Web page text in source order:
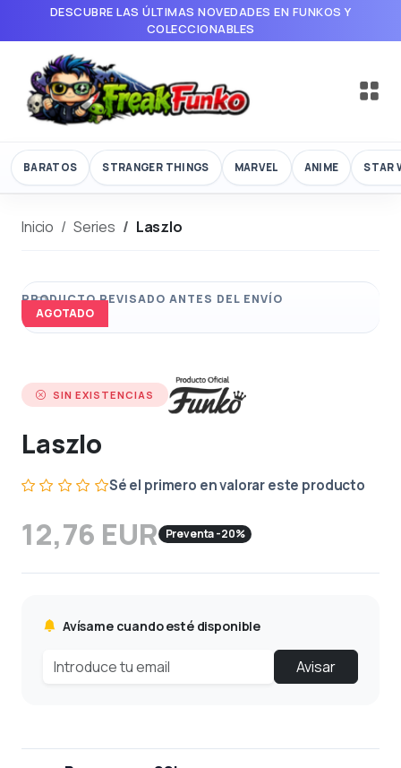
DESCUBRE LAS ÚLTIMAS NOVEDADES EN FUNKOS Y
COLECCIONABLES
BARATOS STRANGER THINGS MARVEL ANIME STAR
Inicio Series Laszlo
AGOTADO
SIN EXISTENCIAS
Laszlo
Sé el primero en valorar este producto
12,76 EUR Preventa -20%
Avísame cuando esté disponible
Avisar